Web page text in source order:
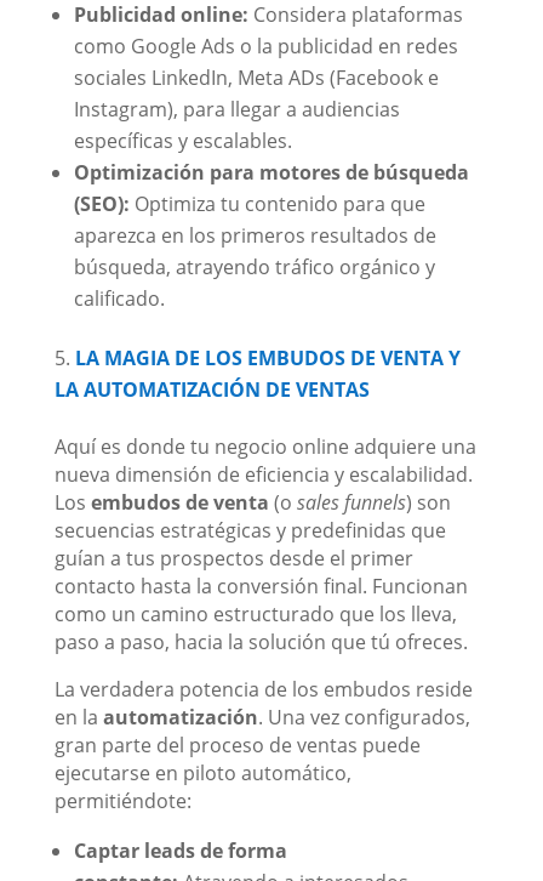
Publicidad online: Considera plataformas
como Google Ads o la publicidad en redes
sociales LinkedIn, Meta ADs (Facebook e
Instagram), para llegar a audiencias
específicas y escalables.
Optimización para motores de búsqueda
(SEO): Optimiza tu contenido para que
aparezca en los primeros resultados de
búsqueda, atrayendo tráfico orgánico y
calificado.
LA MAGIA DE LOS EMBUDOS DE VENTA Y
LA AUTOMATIZACIÓN DE VENTAS
Aquí es donde tu negocio online adquiere una
nueva dimensión de eficiencia y escalabilidad.
Los embudos de venta (o sales funnels) son
secuencias estratégicas y predefinidas que
guían a tus prospectos desde el primer
contacto hasta la conversión final. Funcionan
como un camino estructurado que los lleva,
paso a paso, hacia la solución que tú ofreces.
La verdadera potencia de los embudos reside
en la automatización. Una vez configurados,
gran parte del proceso de ventas puede
ejecutarse en piloto automático,
permitiéndote:
Captar leads de forma